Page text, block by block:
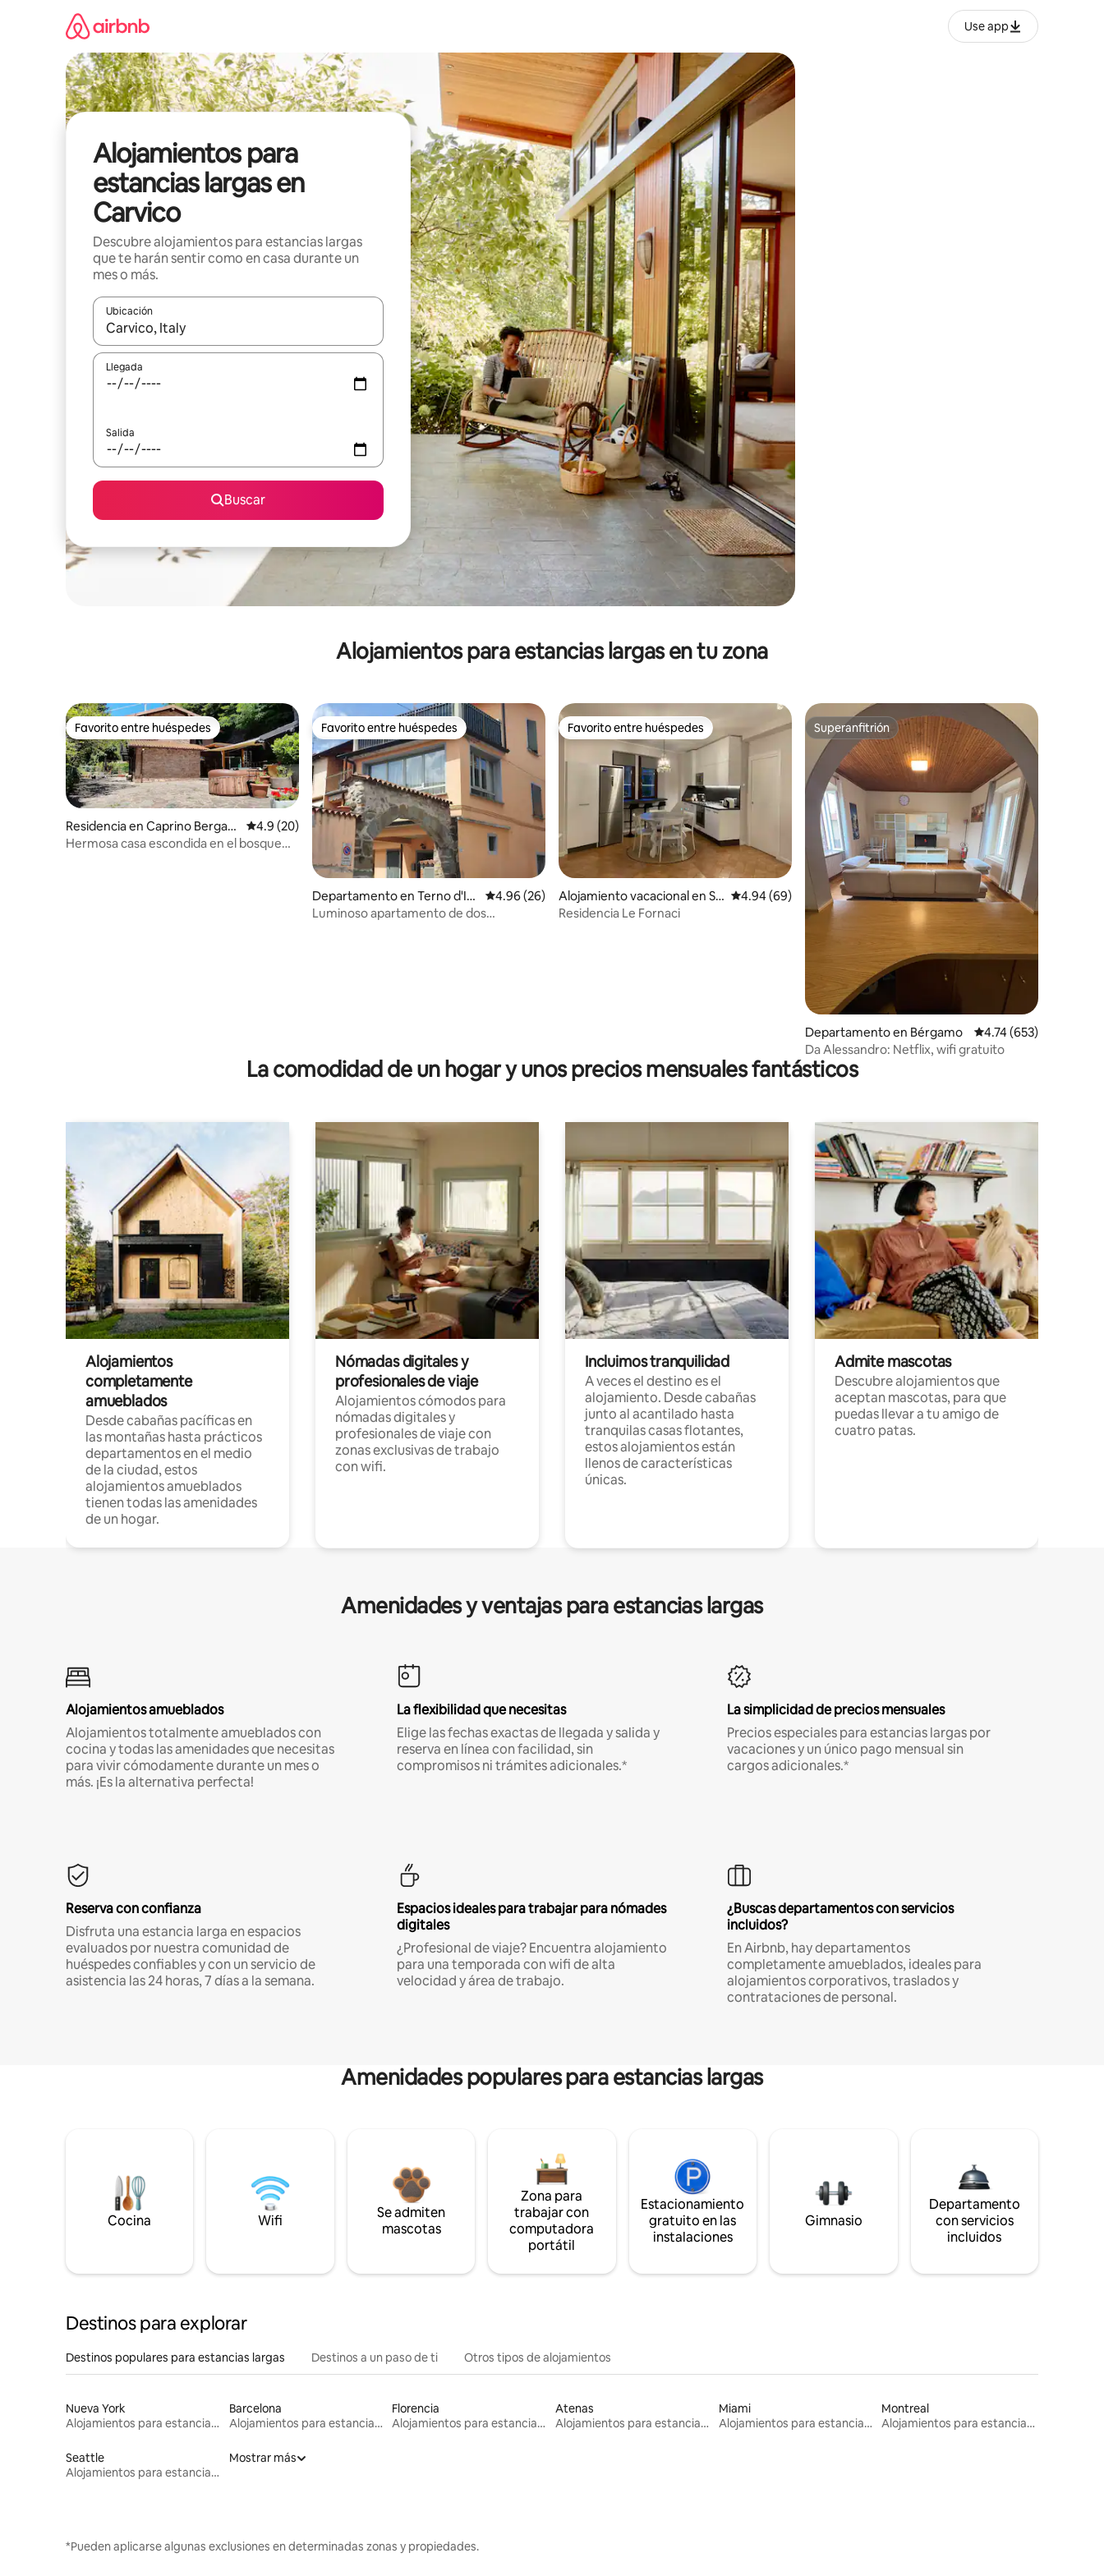
Use app
Alojamientos para
estancias largas en
Carvico
Descubre alojamientos para estancias largas
que te harán sentir como en casa durante un
mes o más.
Ubicación
Cuando los resultados estén disponibles, podrás navegar usando las teclas de las flechas hacia arriba y hacia abajo, o bien tocando y deslizando la pantalla.
Llegada
Salida
Buscar
Alojamientos para estancias largas en tu zona
Favorito entre huéspedes
Favorito entre huéspedes
Residencia en Caprino Bergam
asco
Calificación promedio: 4.9 de 5; 20 evaluaciones
4.9 (20)
Hermosa casa escondida en el bosque
Favorito entre huéspedes
Favorito entre huéspedes
Departamento en Terno d'Is
ola
Calificación promedio: 4.96 de 5; 26 evaluaciones
4.96 (26)
Luminoso apartamento de dos
Favorito entre huéspedes
Favorito entre huéspedes
Alojamiento vacacional en So
risole
Calificación promedio: 4.94 de 5; 69 evaluaciones
4.94 (69)
Residencia Le Fornaci
Superanfitrión
Superanfitrión
Departamento en Bérgamo Calificación promedio:
4.74 (653)
Da Alessandro: Netflix, wifi gratuito
La comodidad de un hogar y unos precios mensuales fantásticos
Alojamientos
completamente
amueblados
Desde cabañas pacíficas en
las montañas hasta prácticos
departamentos en el medio
de la ciudad, estos
alojamientos amueblados
tienen todas las amenidades
de un hogar.
Nómadas digitales y
profesionales de viaje
Alojamientos cómodos para
nómadas digitales y
profesionales de viaje con
zonas exclusivas de trabajo
con wifi.
Incluimos tranquilidad
A veces el destino es el
alojamiento. Desde cabañas
junto al acantilado hasta
tranquilas casas flotantes,
estos alojamientos están
llenos de características
únicas.
Admite mascotas
Descubre alojamientos que
aceptan mascotas, para que
puedas llevar a tu amigo de
cuatro patas.
Amenidades y ventajas para estancias largas
Alojamientos amueblados
Alojamientos totalmente amueblados con
cocina y todas las amenidades que necesitas
para vivir cómodamente durante un mes o
más. ¡Es la alternativa perfecta!
La flexibilidad que necesitas
Elige las fechas exactas de llegada y salida y
reserva en línea con facilidad, sin
compromisos ni trámites adicionales.*
La simplicidad de precios mensuales
Precios especiales para estancias largas por
vacaciones y un único pago mensual sin
cargos adicionales.*
Reserva con confianza
Disfruta una estancia larga en espacios
evaluados por nuestra comunidad de
huéspedes confiables y con un servicio de
asistencia las 24 horas, 7 días a la semana.
Espacios ideales para trabajar para nómades
digitales
¿Profesional de viaje? Encuentra alojamiento
para una temporada con wifi de alta
velocidad y área de trabajo.
¿Buscas departamentos con servicios
incluidos?
En Airbnb, hay departamentos
completamente amueblados, ideales para
alojamientos corporativos, traslados y
contrataciones de personal.
Amenidades populares para estancias largas
Cocina Wifi
Se admiten
mascotas
Zona para
trabajar con
computadora
portátil
Estacionamiento
gratuito en las
instalaciones
Gimnasio
Departamento
con servicios
incluidos
Destinos para explorar
Destinos populares para estancias largas Destinos a un paso de ti Otros tipos de alojamientos
Nueva York
Alojamientos para estancias largas
Barcelona
Alojamientos para estancias largas
Florencia
Alojamientos para estancias largas
Atenas
Alojamientos para estancias largas
Miami
Alojamientos para estancias largas
Montreal
Alojamientos para estancias largas
Seattle
Alojamientos para estancias largas
Mostrar más
*Pueden aplicarse algunas exclusiones en determinadas zonas y propiedades.